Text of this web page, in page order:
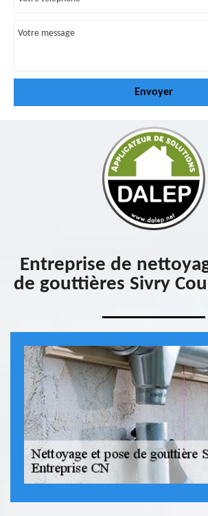
Entreprise de
de gouttières Sivry